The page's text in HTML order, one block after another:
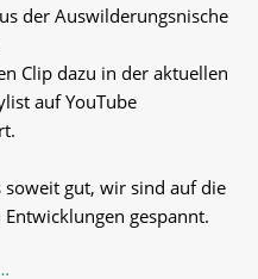
der Auswilderungsnische
Clip dazu in der aktuellen
auf YouTube
soweit gut, wir sind auf die
gespannt.